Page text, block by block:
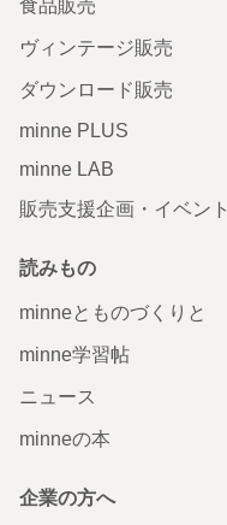
食品販売
ヴィンテージ販売
ダウンロード販売
minne PLUS
minne LAB
販売支援企画・イベント
読みもの
minneとものづくりと
minne学習帖
ニュース
minneの本
企業の方へ